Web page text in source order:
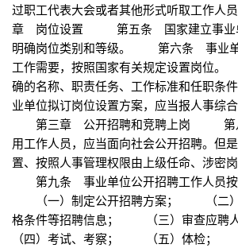
过职工代表大会或者其他形式听取工
章 岗位设置 第五条 国家建立事业单
明确岗位类别和等级。 第六条 事业单
工作需要，按照国家有关规定设置岗位
确的名称、职责任务、工作标准和任
业单位拟订岗位设置方案，应当报人事综
第三章 公开招聘和竞聘上岗 第
用工作人员，应当面向社会公开招聘。但
置、按照人事管理权限由上级任命、涉密岗
第九条 事业单位公开招聘工作人员按
（一）制定公开招聘方案； （二）
格条件等招聘信息； （三）审查应
（四）考试、考察； （五）体检；